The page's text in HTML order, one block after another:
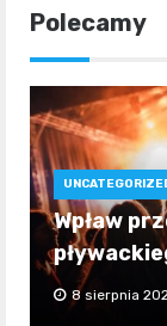
Polecamy
Wpław
8 sierpnia